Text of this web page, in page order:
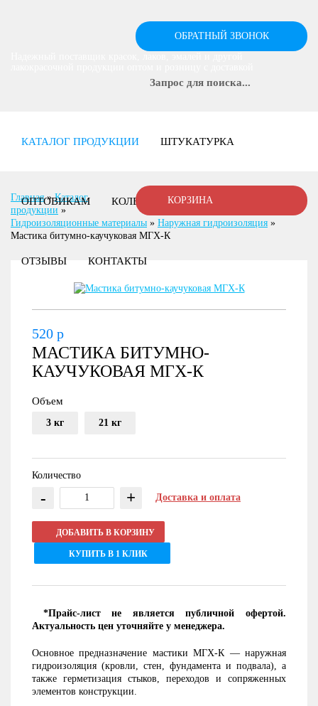
ОБРАТНЫЙ ЗВОНОК
КАТАЛОГ ПРОДУКЦИИ ШТУКАТУРКА
ОПТОВИКАМ КОЛЕРОВКА ДОСТАВКА
ОТЗЫВЫ КОНТАКТЫ
КОРЗИНА
Главная»Каталог
продукции »
Гидроизоляционные материалы » Наружная гидроизоляция »
Мастика битумно-каучуковая МГХ-К
520 р
МАСТИКА БИТУМНО-
КАУЧУКОВАЯ МГХ-К
Объем
3 кг 21 кг
Количество
- + Доставка и оплата
ДОБАВИТЬ В КОРЗИНУ
КУПИТЬ В 1 КЛИК
*Прайс-лист не является публичной офертой.
Актуальность цен уточняйте у менеджера.
Основное предназначение мастики МГХ-К — наружная
гидроизоляция (кровли, стен, фундамента и подвала), а
также герметизация стыков, переходов и сопряженных
элементов конструкции.